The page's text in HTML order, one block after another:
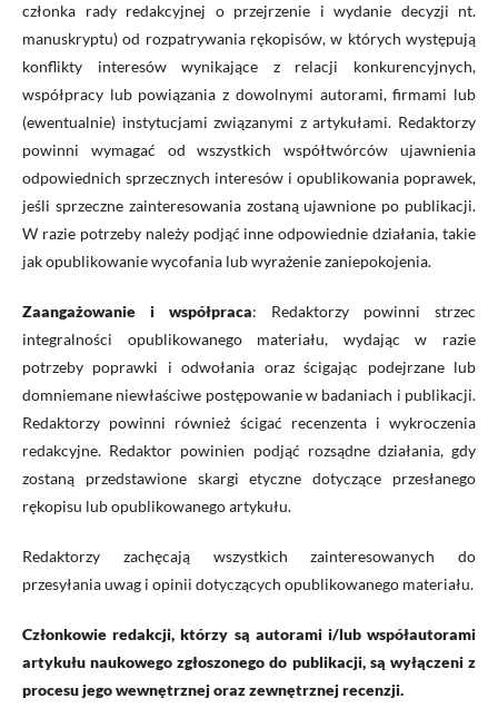
członka rady redakcyjnej o przejrzenie i wydanie decyzji nt.
manuskryptu) od rozpatrywania rękopisów, w których występują
konflikty interesów wynikające z relacji konkurencyjnych,
współpracy lub powiązania z dowolnymi autorami, firmami lub
(ewentualnie) instytucjami związanymi z artykułami. Redaktorzy
powinni wymagać od wszystkich współtwórców ujawnienia
odpowiednich sprzecznych interesów i opublikowania poprawek,
jeśli sprzeczne zainteresowania zostaną ujawnione po publikacji.
W razie potrzeby należy podjąć inne odpowiednie działania, takie
jak opublikowanie wycofania lub wyrażenie zaniepokojenia.
Zaangażowanie i współpraca: Redaktorzy powinni strzec
integralności opublikowanego materiału, wydając w razie
potrzeby poprawki i odwołania oraz ścigając podejrzane lub
domniemane niewłaściwe postępowanie w badaniach i publikacji.
Redaktorzy powinni również ścigać recenzenta i wykroczenia
redakcyjne. Redaktor powinien podjąć rozsądne działania, gdy
zostaną przedstawione skargi etyczne dotyczące przesłanego
rękopisu lub opublikowanego artykułu.
Redaktorzy zachęcają wszystkich zainteresowanych do
przesyłania uwag i opinii dotyczących opublikowanego materiału.
Członkowie redakcji, którzy są autorami i/lub współautorami
artykułu naukowego zgłoszonego do publikacji, są wyłączeni z
procesu jego wewnętrznej oraz zewnętrznej recenzji.